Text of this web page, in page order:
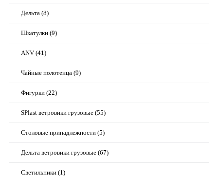
Дельта (8)
Шкатулки (9)
ANV (41)
Чайные полотенца (9)
Фигурки (22)
SPlast ветровики грузовые (55)
Столовые принадлежности (5)
Дельта ветровики грузовые (67)
Светильники (1)